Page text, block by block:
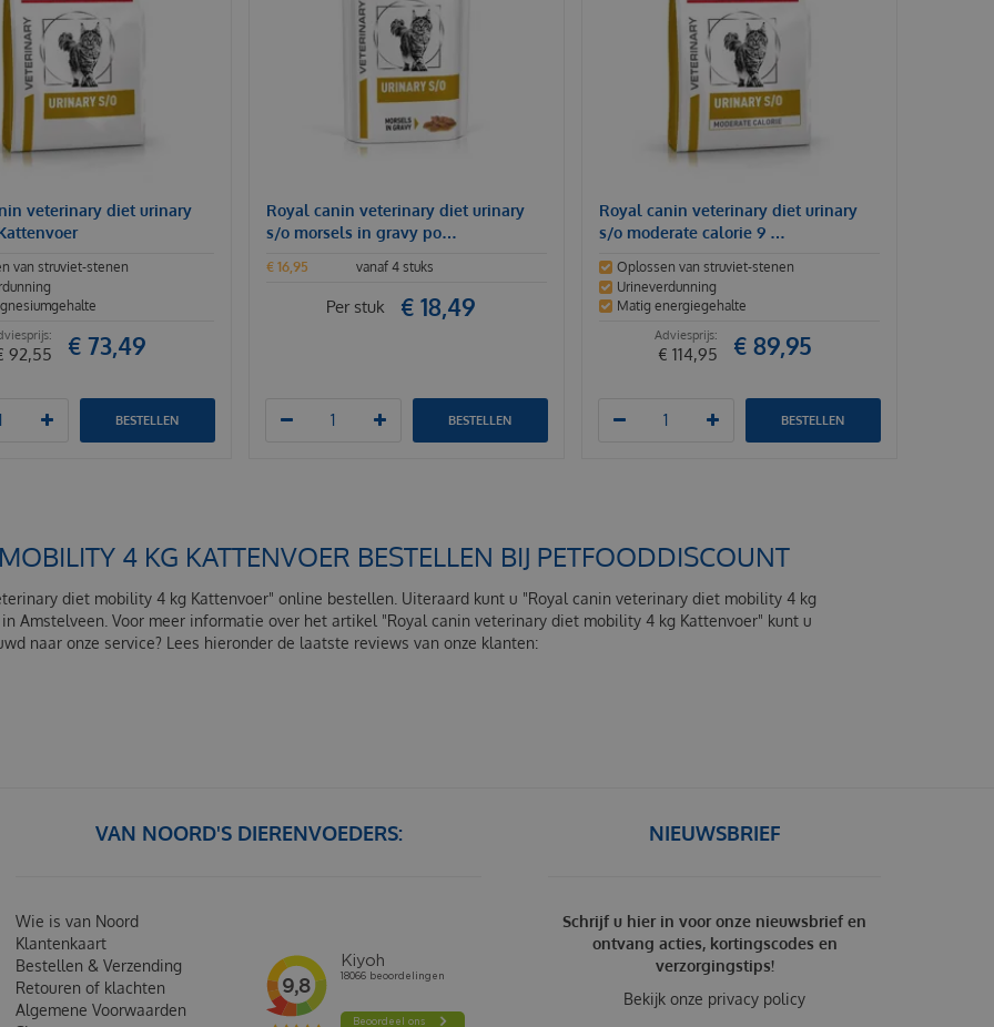
veterinary diet urinary
van struviet-stenen
92,55 € 73,49
BESTELLEN
Royal canin veterinary diet urinary
s/o morsels in gravy po…
vanaf 4 stuks
€ 16,95
€ 18,49
Per stuk
BESTELLEN
Royal canin veterinary diet urinary
s/o moderate calorie 9 …
Oplossen van struviet-stenen
Urineverdunning
Matig energiegehalte
€ 114,95 € 89,95
BESTELLEN
4 KG KATTENVOER BESTELLEN BIJ PETFOODDISCOUNT
diet mobility 4 kg Kattenvoer" online bestellen. Uiteraard kunt u "Royal canin veterinary diet mobility 4 kg
Amstelveen. Voor meer informatie over het artikel "Royal canin veterinary diet mobility 4 kg Kattenvoer" kunt u
naar onze service? Lees hieronder de laatste reviews van onze klanten:
NIEUWSBRIEF
Schrijf u hier in voor onze nieuwsbrief en
ontvang acties, kortingscodes en
verzorgingstips!
Bekijk onze privacy policy
VAN NOORD'S DIERENVOEDERS:
Wie is van Noord
Klantenkaart
Bestellen & Verzending
Retouren of klachten
Algemene Voorwaarden